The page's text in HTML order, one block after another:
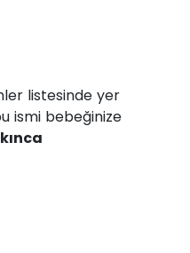
listesinde yer
ismi bebeğinize